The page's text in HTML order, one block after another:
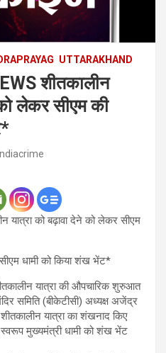
UTTARAKHAND
शीतकालीन
लेकर सीएम की
यात्रा को बढ़ावा देने को लेकर सीएम
धामी को किया शंख भेंट*
यात्रा की औपचारिक शुरुआत
समिति (बीकेटीसी) अध्यक्ष अजेंद्र
यात्रा का शंखनाद किए
स्वरूप मुख्यमंत्री धामी को शंख भेंट